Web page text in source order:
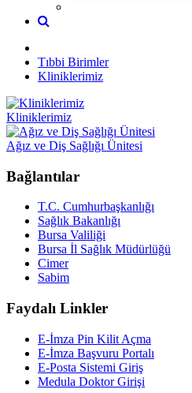
Tıbbi Birimler
Kliniklerimiz
Kliniklerimiz
Ağız ve Diş Sağlığı Ünitesi
Bağlantılar
T.C. Cumhurbaşkanlığı
Sağlık Bakanlığı
Bursa Valiliği
Bursa İl Sağlık Müdürlüğü
Cimer
Sabim
Faydalı Linkler
E-İmza Pin Kilit Açma
E-İmza Başvuru Portalı
E-Posta Sistemi Giriş
Medula Doktor Girişi